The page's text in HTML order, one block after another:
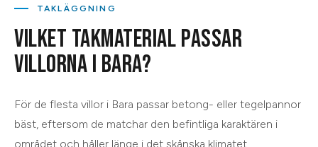
TAKLÄGGNING
VILKET TAKMATERIAL PASSAR
VILLORNA I BARA?
För de flesta villor i Bara passar betong- eller tegelpannor
bäst, eftersom de matchar den befintliga karaktären i
området och håller länge i det skånska klimatet.